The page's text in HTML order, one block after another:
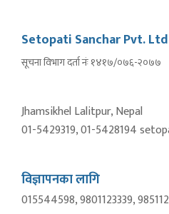
Setopati Sanchar Pvt.
सूचना विभाग दर्ता नंः १४१७/०७६-२०७७
Jhamsikhel Lalitpur, Nepal
01-5429319, 01-5428194
विज्ञापनका लागि
015544598, 9801123339,